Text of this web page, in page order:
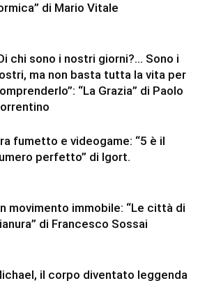
di Mario Vitale
chi sono i nostri giorni?… Sono i
ma non basta tutta la vita per
“La Grazia” di Paolo
fumetto e videogame: “5 è il
perfetto” di Igort.
movimento immobile: “Le città di
di Francesco Sossai
il corpo diventato leggenda